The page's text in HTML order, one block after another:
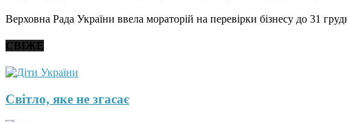
Верховна Рада України ввела мораторій на перевірки бізнесу до 31
СВІЖЕ
Світло, яке не згасає